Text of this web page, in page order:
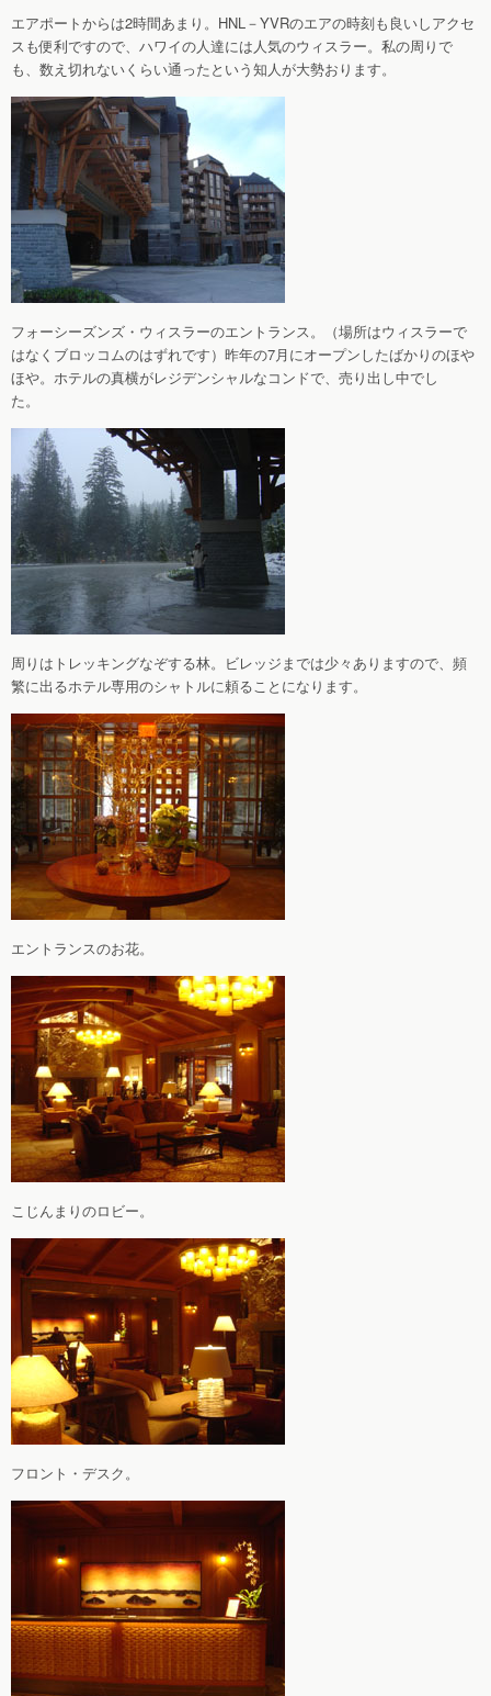
エアポートからは2時間あまり。HNL－YVRのエアの時刻も良いしアクセ
スも便利ですので、ハワイの人達には人気のウィスラー。私の周りで
も、数え切れないくらい通ったという知人が大勢おります。
フォーシーズンズ・ウィスラーのエントランス。（場所はウィスラーで
はなくブロッコムのはずれです）昨年の7月にオープンしたばかりのほや
ほや。ホテルの真横がレジデンシャルなコンドで、売り出し中でし
た。
周りはトレッキングなぞする林。ビレッジまでは少々ありますので、頻
繁に出るホテル専用のシャトルに頼ることになります。
エントランスのお花。
こじんまりのロビー。
フロント・デスク。